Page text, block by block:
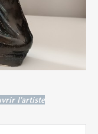
l'artiste